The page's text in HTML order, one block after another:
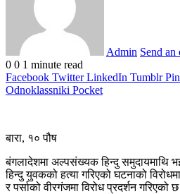
Admin Send an
0 0 1 minute read
Facebook Twitter LinkedIn Tumblr
Odnoklassniki Pocket
बारा, १० पौष
बंगलादेशमा अल्पसंख्यक हिन्दु समुदायमाथि
हिन्दु युवकको हत्या गरिएको घटनाको
र पर्साको वीरगंजमा विरोध प्रदर्शन गरिएको